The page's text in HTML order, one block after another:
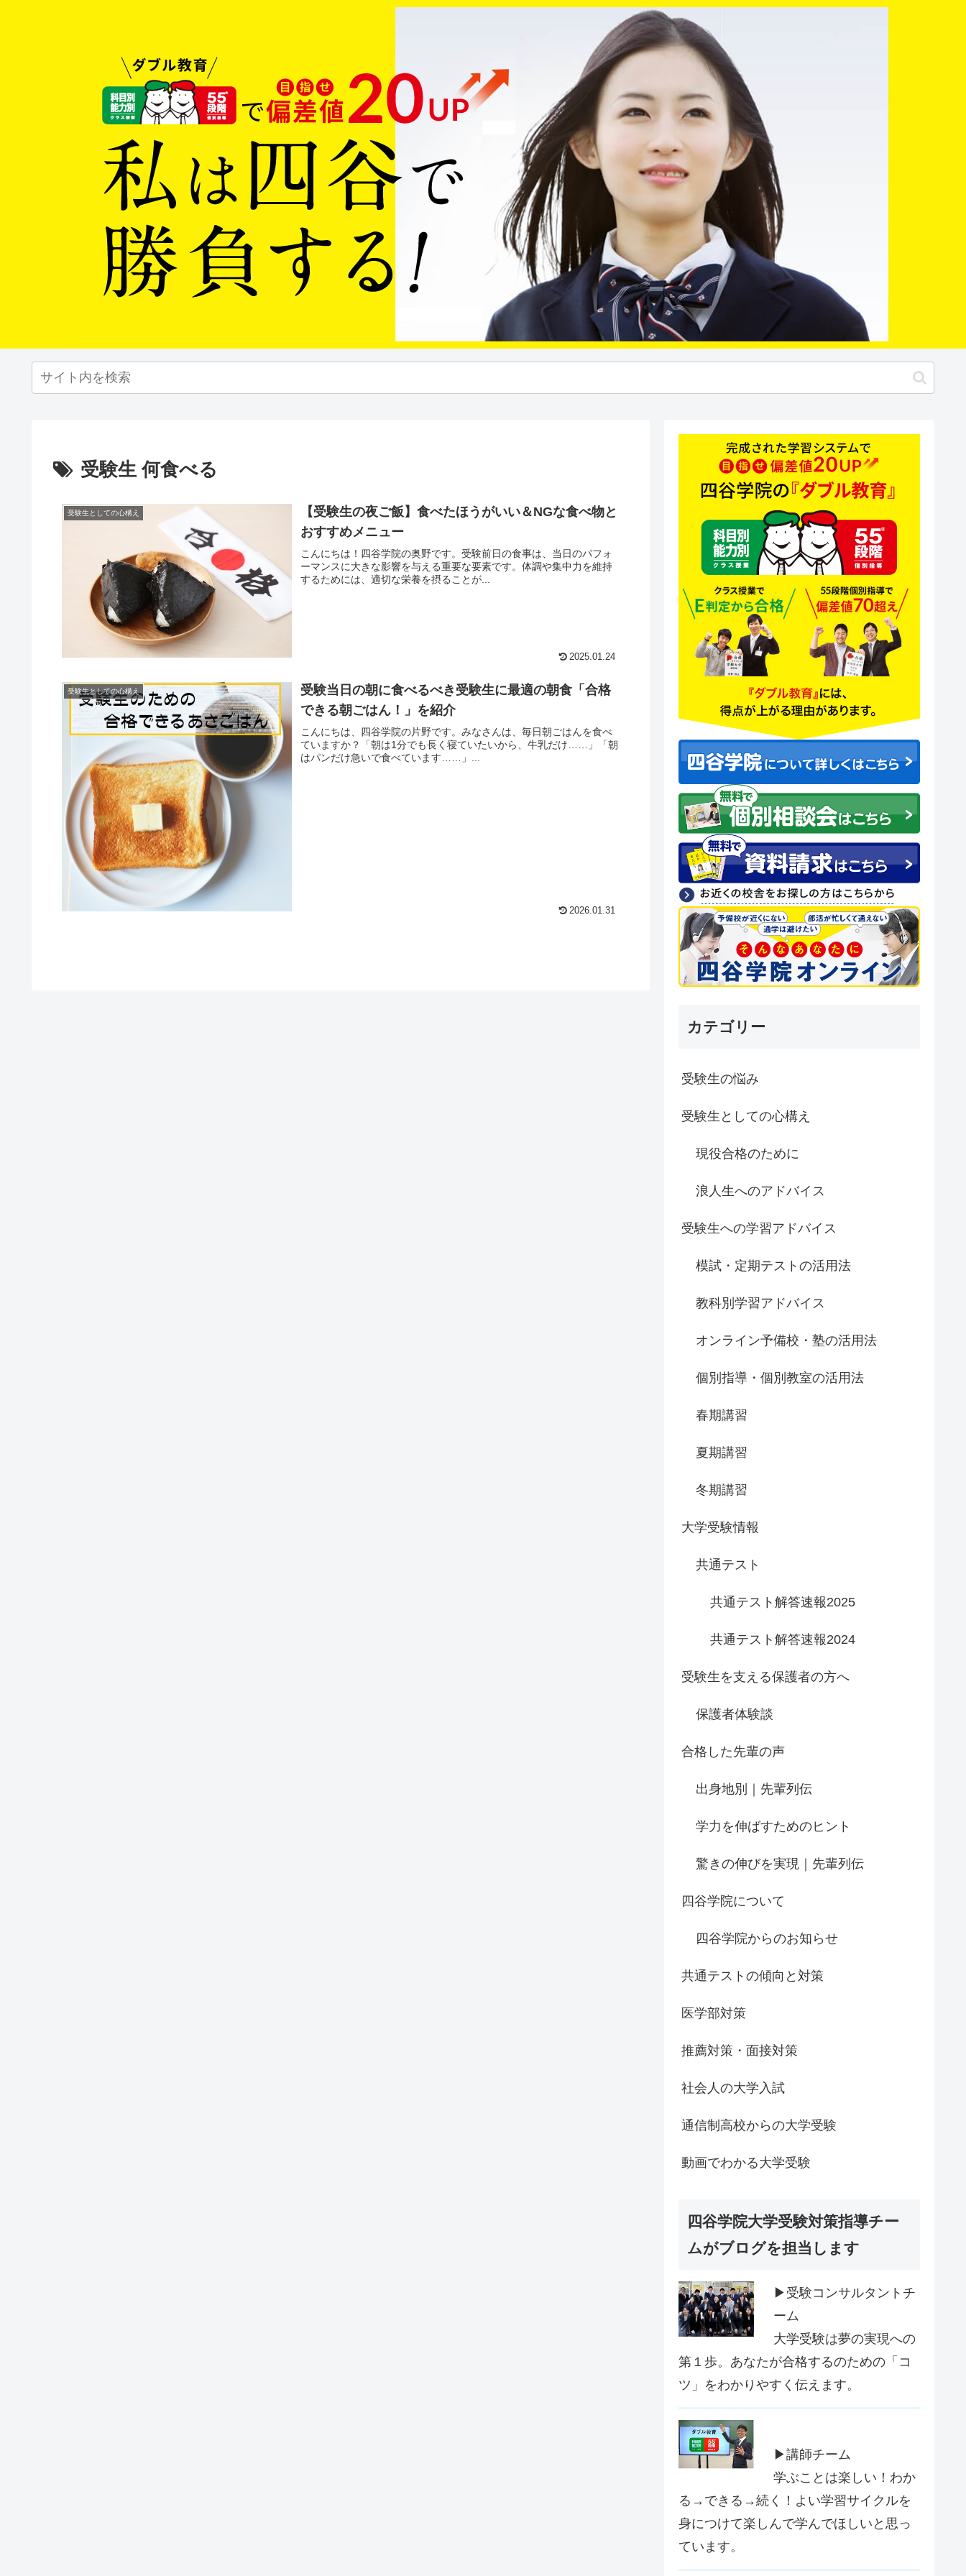
受験生 何食べる
受験生としての心構え
【受験生の夜ご飯】食べたほうがいい＆NGな食べ物と
おすすめメニュー
こんにちは！四谷学院の奥野です。受験前日の食事は、当日のパフォ
ーマンスに大きな影響を与える重要な要素です。体調や集中力を維持
するためには、適切な栄養を摂ることが...
2025.01.24
受験生としての心構え
受験当日の朝に食べるべき受験生に最適の朝食「合格
できる朝ごはん！」を紹介
こんにちは、四谷学院の片野です。みなさんは、毎日朝ごはんを食べ
ていますか？「朝は1分でも長く寝ていたいから、牛乳だけ……」「朝
はパンだけ急いで食べています……」...
2026.01.31
カテゴリー
受験生の悩み
受験生としての心構え
現役合格のために
浪人生へのアドバイス
受験生への学習アドバイス
模試・定期テストの活用法
教科別学習アドバイス
オンライン予備校・塾の活用法
個別指導・個別教室の活用法
春期講習
夏期講習
冬期講習
大学受験情報
共通テスト
共通テスト解答速報2025
共通テスト解答速報2024
受験生を支える保護者の方へ
保護者体験談
合格した先輩の声
出身地別｜先輩列伝
学力を伸ばすためのヒント
驚きの伸びを実現｜先輩列伝
四谷学院について
四谷学院からのお知らせ
共通テストの傾向と対策
医学部対策
推薦対策・面接対策
社会人の大学入試
通信制高校からの大学受験
動画でわかる大学受験
四谷学院大学受験対策指導チー
ムがブログを担当します
▶受験コンサルタントチ
ーム
大学受験は夢の実現への
第１歩。あなたが合格するのための「コ
ツ」をわかりやすく伝えます。
▶講師チーム
学ぶことは楽しい！わか
る→できる→続く！よい学習サイクルを
身につけて楽しんで学んでほしいと思っ
ています。